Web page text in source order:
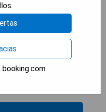
y suites
Bahía de Doha.
los huéspedes.
completas.
booking.com